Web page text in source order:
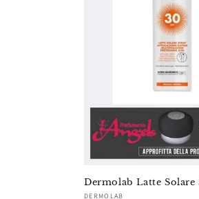
Dermolab Latte Solare
DERMOLAB